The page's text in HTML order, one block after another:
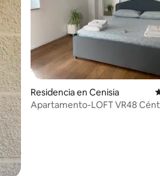
Residencia en Cenisia
Apartamento-LOFT VR48